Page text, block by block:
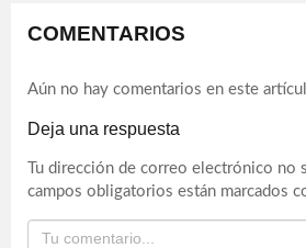
COMENTARIOS
Aún no hay comentarios en este
Deja una respuesta
Tu dirección de correo electrónico no
campos obligatorios están marcados